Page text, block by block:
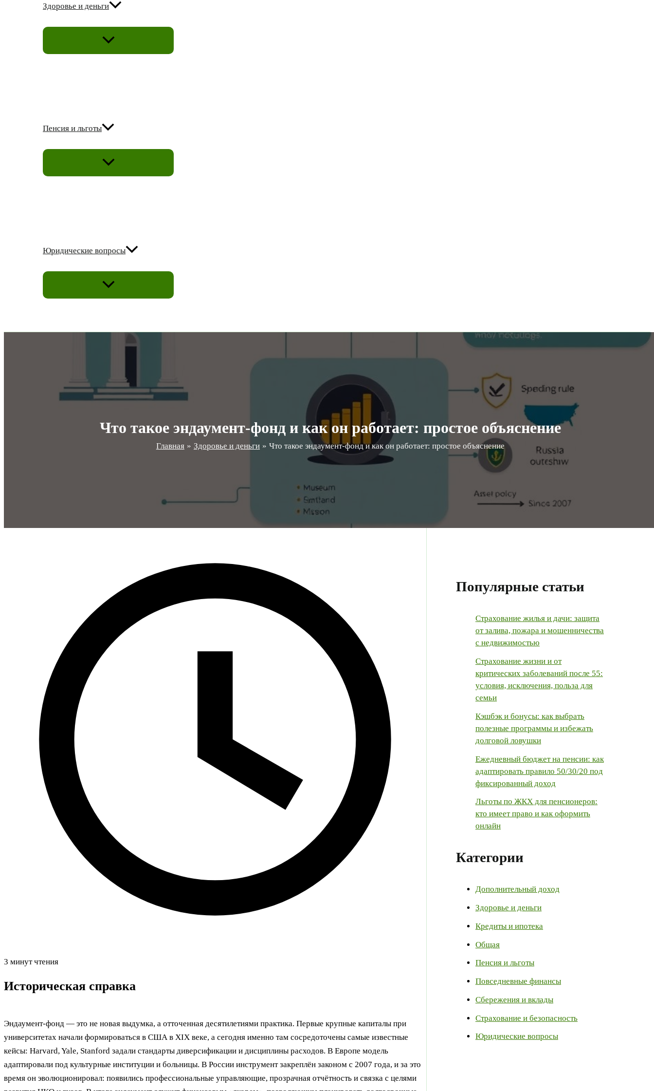
Здоровье и деньги
ПЕРЕКЛЮЧАТЕЛЬ
Пенсия и льготы
ПЕРЕКЛЮЧАТЕЛЬ
Юридические вопросы
ПЕРЕКЛЮЧАТЕЛЬ
Что такое эндаумент-фонд и как он работает: простое объяснение
Главная Здоровье и деньги Что такое эндаумент-фонд и как он работает: простое объяснение
3 минут чтения
Историческая справка
Эндаумент-фонд — это не новая выдумка, а отточенная десятилетиями практика. Первые крупные капиталы при
университетах начали формироваться в США в XIX веке, а сегодня именно там сосредоточены самые известные
кейсы: Harvard, Yale, Stanford задали стандарты диверсификации и дисциплины расходов. В Европе модель
адаптировали под культурные институции и больницы. В России инструмент закреплён законом с 2007 года, и за это
время он эволюционировал: появились профессиональные управляющие, прозрачная отчётность и связка с целями
Популярные статьи
Страхование жилья и дачи: защита
от залива, пожара и мошенничества
с недвижимостью
Страхование жизни и от
критических заболеваний после 55:
условия, исключения, польза для
семьи
Кэшбэк и бонусы: как выбрать
полезные программы и избежать
долговой ловушки
Ежедневный бюджет на пенсии: как
адаптировать правило 50/30/20 под
фиксированный доход
Льготы по ЖКХ для пенсионеров:
кто имеет право и как оформить
онлайн
Категории
Дополнительный доход
Здоровье и деньги
Кредиты и ипотека
Общая
Пенсия и льготы
Повседневные финансы
Сбережения и вклады
Страхование и безопасность
Юридические вопросы